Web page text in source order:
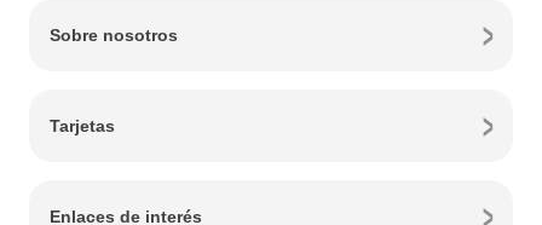
Sobre nosotros
Tarjetas
Enlaces de interés